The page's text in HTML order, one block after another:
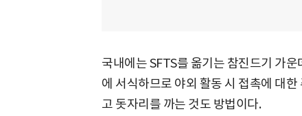
국내에는 SFTS를 옮기는 참진드기 가
에 서식하므로 야외 활동 시 접촉에 대
고 돗자리를 까는 것도 방법이다.